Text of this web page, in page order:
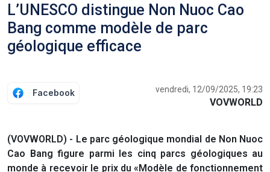
L’UNESCO distingue Non Nuoc Cao
Bang comme modèle de parc
géologique efficace
Facebook vendredi, 12/09/2025, 19:23
VOVWORLD
(VOVWORLD) - Le parc géologique mondial de Non Nuoc
Cao Bang figure parmi les cinq parcs géologiques au
monde à recevoir le prix du «Modèle de fonctionnement